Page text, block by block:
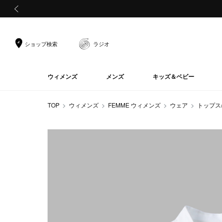
ショップ検索 ラジオ
ウィメンズ メンズ キッズ＆ベビー
TOP ウィメンズ FEMME ウィメンズ ウェア トップ